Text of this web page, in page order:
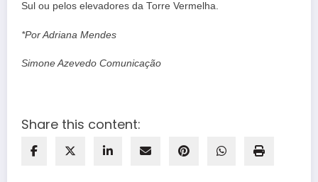
Sul ou pelos elevadores da Torre Vermelha.
*Por Adriana Mendes
Simone Azevedo Comunicação
Share this content: